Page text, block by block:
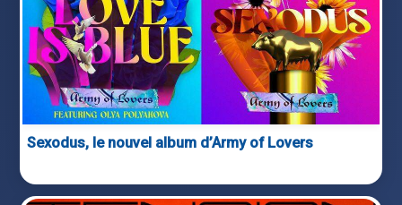
Sexodus, le nouvel album d’Army of Lovers